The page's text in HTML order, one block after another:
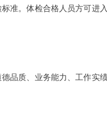
准。体检合格人员方可进
品质、业务能力、工作实